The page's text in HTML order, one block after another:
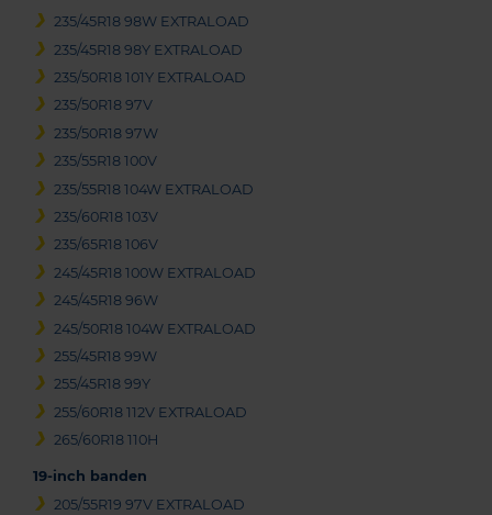
235/45R18 98W EXTRALOAD
235/45R18 98Y EXTRALOAD
235/50R18 101Y EXTRALOAD
235/50R18 97V
235/50R18 97W
235/55R18 100V
235/55R18 104W EXTRALOAD
235/60R18 103V
235/65R18 106V
245/45R18 100W EXTRALOAD
245/45R18 96W
245/50R18 104W EXTRALOAD
255/45R18 99W
255/45R18 99Y
255/60R18 112V EXTRALOAD
265/60R18 110H
19-inch banden
205/55R19 97V EXTRALOAD